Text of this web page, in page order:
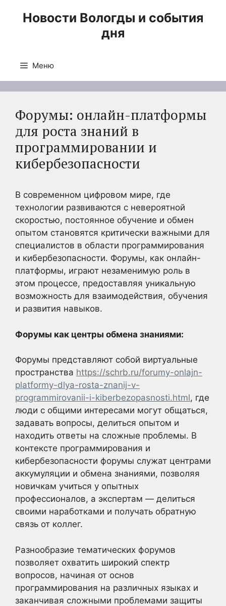
Новости Вологды и события
дня
Меню
Форумы: онлайн-платформы
для роста знаний в
программировании и
кибербезопасности
В современном цифровом мире, где
технологии развиваются с невероятной
скоростью, постоянное обучение и обмен
опытом становятся критически важными для
специалистов в области программирования
и кибербезопасности. Форумы, как онлайн-
платформы, играют незаменимую роль в
этом процессе, предоставляя уникальную
возможность для взаимодействия, обучения
и развития навыков.
Форумы как центры обмена знаниями:
Форумы представляют собой виртуальные
пространства https://schrb.ru/forumy-onlajn-
platformy-dlya-rosta-znanij-v-
programmirovanii-i-kiberbezopasnosti.html, где
люди с общими интересами могут общаться,
задавать вопросы, делиться опытом и
находить ответы на сложные проблемы. В
контексте программирования и
кибербезопасности форумы служат центрами
аккумуляции и обмена знаниями, позволяя
новичкам учиться у опытных
профессионалов, а экспертам — делиться
своими наработками и получать обратную
связь от коллег.
Разнообразие тематических форумов
позволяет охватить широкий спектр
вопросов, начиная от основ
программирования на различных языках и
заканчивая сложными проблемами защиты